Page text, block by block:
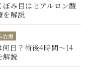
ぼみ目はヒアルロン酸
を解説
治療
日？術後4時間〜14
解説